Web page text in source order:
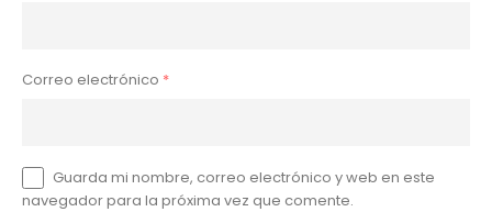
Correo electrónico *
Guarda mi nombre, correo electrónico y web en este
navegador para la próxima vez que comente.